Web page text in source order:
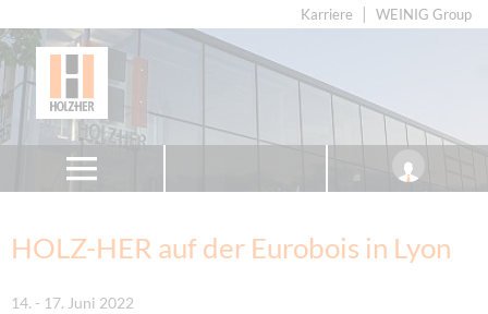
Karriere WEINIG Group
HOLZ-HER auf der Eurobois in Lyon
14. - 17. Juni 2022